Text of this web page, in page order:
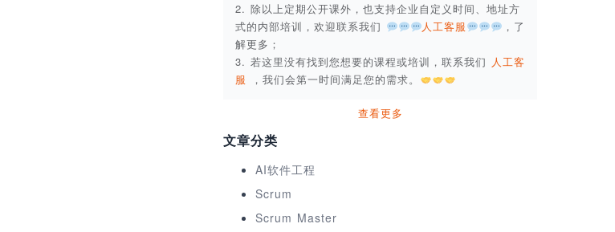
2. 除以上定期公开课外，也支持企业自定义时间、地址方
式的内部培训，欢迎联系我们
人工客服
，了
解更多；
3. 若这里没有找到您想要的课程或培训，联系我们 人工客
服
，我们会第一时间满足您的需求。
查看更多
文章分类
AI软件工程
Scrum
Scrum Master